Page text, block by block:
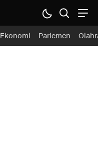
Ekonomi Parlemen